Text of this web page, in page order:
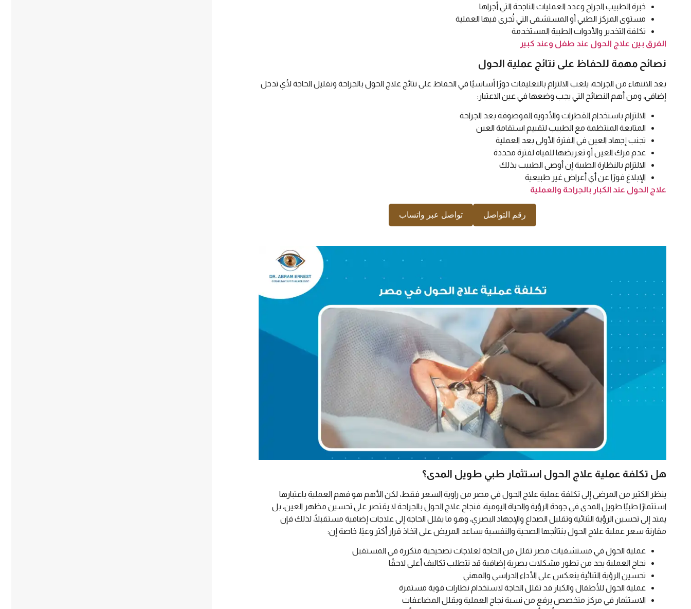
خبرة الطبيب الجراح وعدد العمليات الناجحة التي أجراها
مستوى المركز الطبي أو المستشفى التي تُجرى فيها العملية
تكلفة التخدير والأدوات الطبية المستخدمة
الفرق بين علاج الحول عند طفل وعند كبير
نصائح مهمة للحفاظ على نتائج عملية الحول
بعد الانتهاء من الجراحة، يلعب الالتزام بالتعليمات دورًا أساسيًا في الحفاظ على نتائج علاج الحول بالجراحة وتقليل الحاجة لأي تدخل
إضافي، ومن أهم النصائح التي يجب وضعها في عين الاعتبار:
الالتزام باستخدام القطرات والأدوية الموصوفة بعد الجراحة
المتابعة المنتظمة مع الطبيب لتقييم استقامة العين
تجنب إجهاد العين في الفترة الأولى بعد العملية
عدم فرك العين أو تعريضها للمياه لفترة محددة
الالتزام بالنظارة الطبية إن أوصى الطبيب بذلك
الإبلاغ فورًا عن أي أعراض غير طبيعية
علاج الحول عند الكبار بالجراحة والعملية
رقم التواصل تواصل عبر واتساب
هل تكلفة عملية علاج الحول استثمار طبي طويل المدى؟
ينظر الكثير من المرضى إلى تكلفة عملية علاج الحول في مصر من زاوية السعر فقط، لكن الأهم هو فهم العملية باعتبارها
استثمارًا طبيًا طويل المدى في جودة الرؤية والحياة اليومية، فنجاح علاج الحول بالجراحة لا يقتصر على تحسين مظهر العين، بل
يمتد إلى تحسين الرؤية الثنائية وتقليل الصداع والإجهاد البصري، وهو ما يقلل الحاجة إلى علاجات إضافية مستقبلًا، لذلك فإن
مقارنة سعر عملية علاج الحول بنتائجها الصحية والنفسية يساعد المريض على اتخاذ قرار أكثر وعيًا، خاصة إن:
عملية الحول في مستشفيات مصر تقلل من الحاجة لعلاجات تصحيحية متكررة في المستقبل
نجاح العملية يحد من تطور مشكلات بصرية إضافية قد تتطلب تكاليف أعلى لاحقًا
تحسين الرؤية الثنائية ينعكس على الأداء الدراسي والمهني
عملية الحول للأطفال والكبار قد تقلل الحاجة لاستخدام نظارات قوية مستمرة
الاستثمار في مركز متخصص يرفع من نسبة نجاح العملية ويقلل المضاعفات